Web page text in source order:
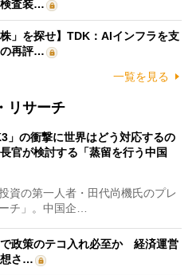
検査装…
」を探せ】TDK：AIインフラを支
再評…
一覧を見る
リサーチ
」の衝撃に世界はどう対応するの
官が検討する「蒸留を行う中国
資の第一人者・田代尚機氏のプレ
チ」。中国企…
政策のテコ入れ必至か 経済運営
想さ…